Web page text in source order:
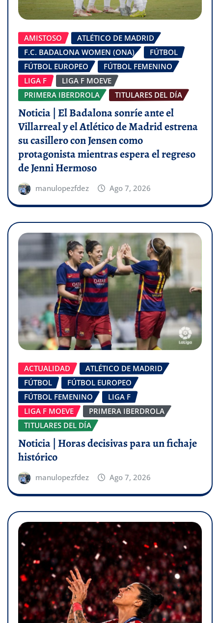
AMISTOSO
ATLÉTICO DE MADRID
F.C. BADALONA WOMEN (ONA)
FÚTBOL
FÚTBOL EUROPEO
FÚTBOL FEMENINO
LIGA F
LIGA F MOEVE
PRIMERA IBERDROLA
TITULARES DEL DÍA
Noticia | El Badalona sonríe ante el
Villarreal y el Atlético de Madrid estrena
su casillero con Jensen como
protagonista mientras espera el regreso
de Jenni Hermoso
manulopezfdez Ago 7, 2026
ACTUALIDAD
ATLÉTICO DE MADRID
FÚTBOL
FÚTBOL EUROPEO
FÚTBOL FEMENINO
LIGA F
LIGA F MOEVE
PRIMERA IBERDROLA
TITULARES DEL DÍA
Noticia | Horas decisivas para un fichaje
histórico
manulopezfdez Ago 7, 2026